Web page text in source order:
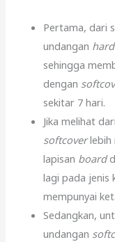
Pertama, dari
undangan
sehingga
dengan
sekitar 7 hari.
Jika melihat
softcoverlebih
lapisan board
lagi pada jenis
mempunyai
Sedangkan,
undangan